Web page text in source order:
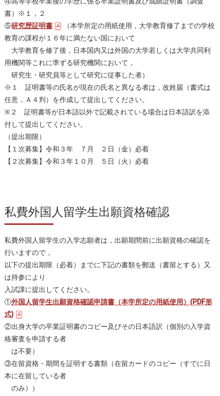
書）※１，２
⑤研究歴証明書
（本学所定の用紙使用，大学教育修了までの学校
教育の課程が１６年に満たない国において
大学教育を修了後，日本国内又は外国の大学若しくは大学共同利
用機関等これに準ずる研究機関において，
研究生・研究員等として研究に従事した者）
※１ 証明書等の氏名が現在の氏名と異なる者は，改姓届（書式は
任意，Ａ４判）を作成して提出してください。
※２ 証明書等が日本語以外で記載されている場合は日本語訳を添
付して提出してください。
（提出期限）
【１次募集】令和３年 ７月 ２日（金）必着
【２次募集】令和３年１０月 ５日（火）必着
私費外国人留学生出願資格確認
私費外国人留学生の入学志願者は，出願期間前に出願資格の確認を
行いますので，
以下の提出期限（必着）までに下記の書類を郵送（書留とする）又
は持参により
入試課に提出してください。
①外国人留学生出願資格確認申請書（本学所定の用紙使用）(PDF形
式)
②出身大学の卒業証明書のコピー及びその日本語訳（個別の入学資
格審査を申請する者
は不要）
③在留資格・期間を証明する書類（在留カードのコピー（すでに日
本に在留している者
のみ））